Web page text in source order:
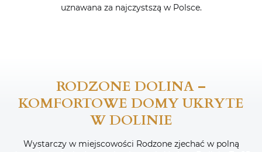
uznawana za najczystszą w Polsce.
RODZONE DOLINA –
KOMFORTOWE DOMY UKRYTE
W DOLINIE
Wystarczy w miejscowości Rodzone zjechać w polną